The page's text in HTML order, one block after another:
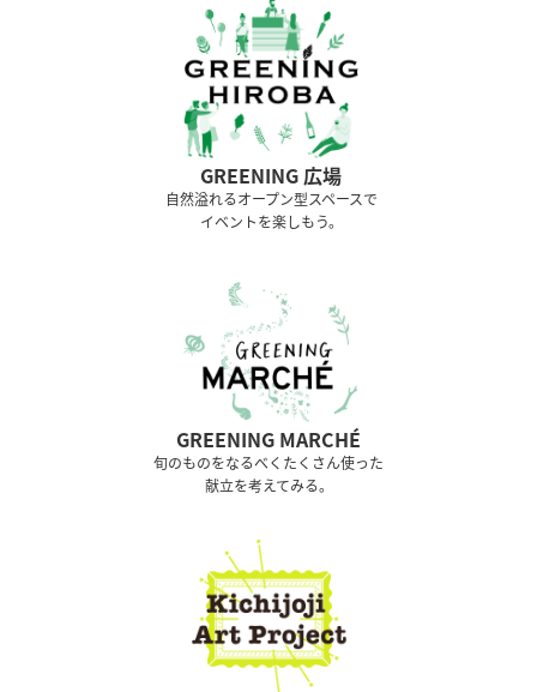
GREENING 広場
⾃然溢れるオープン型スペースで
イベントを楽しもう。
GREENING MARCHÉ
旬のものをなるべくたくさん使った
献立を考えてみる。